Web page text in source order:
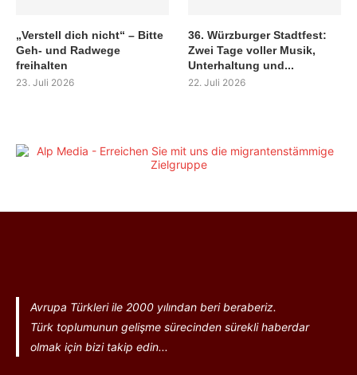
„Verstell dich nicht“ – Bitte
Geh- und Radwege
freihalten
23. Juli 2026
36. Würzburger Stadtfest:
Zwei Tage voller Musik,
Unterhaltung und...
22. Juli 2026
Avrupa Türkleri ile 2000 yılından beri beraberiz.
Türk toplumunun gelişme sürecinden sürekli haberdar
olmak için bizi takip edin...